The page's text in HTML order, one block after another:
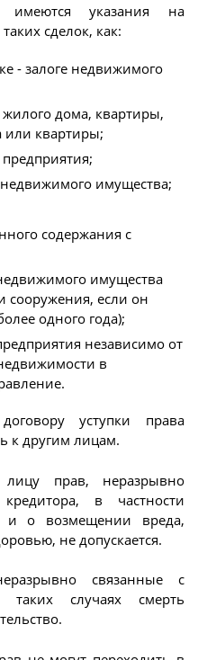
имеются указания на
сделок, как:
- залоге недвижимого
дома, квартиры,
или квартиры;
имущества;
содержания с
имущества
сооружения, если он
одного года);
независимо от
в
уступки права
к другим лицам.
прав, неразрывно
в частности
и о возмещении вреда,
не допускается.
связанные с
случаях смерть